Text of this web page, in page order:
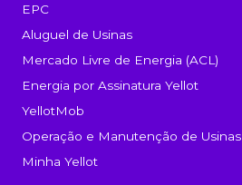
EPC
Aluguel de Usinas
Mercado Livre de Energia (ACL)
Energia por Assinatura Yellot
YellotMob
Operação e Manutenção de Usinas
Minha Yellot